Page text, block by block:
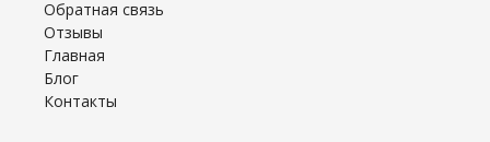
Обратная связь
Отзывы
Главная
Блог
Контакты